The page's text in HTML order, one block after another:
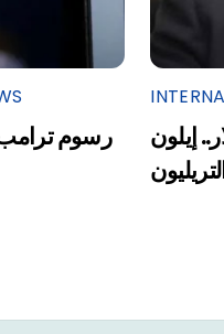
رسوم ترامب
دولار.. إيلون